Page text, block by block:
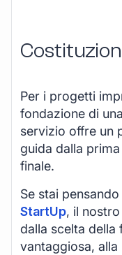
Per i progetti
fondazione di
servizio offre un
guida dalla
finale.
Se stai
StartUp, il
dalla scelta
vantaggiosa,